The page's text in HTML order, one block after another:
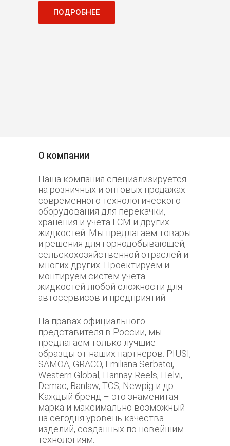
ПОДРОБНЕЕ
О компании
Наша компания специализируется
на розничных и оптовых продажах
современного технологического
оборудования для перекачки,
хранения и учёта ГСМ и других
жидкостей. Мы предлагаем товары
и решения для горнодобывающей,
сельскохозяйственной отраслей и
многих других. Проектируем и
монтируем систем учета
жидкостей любой сложности для
автосервисов и предприятий.
На правах официального
представителя в России, мы
предлагаем только лучшие
образцы от наших партнеров: PIUSI,
SAMOA, GRACO, Emiliana Serbatoi,
Western Global, Hannay Reels, Helvi,
Demac, Banlaw, TCS, Newpig и др.
Каждый бренд – это знаменитая
марка и максимально возможный
на сегодня уровень качества
изделий, созданных по новейшим
технологиям.